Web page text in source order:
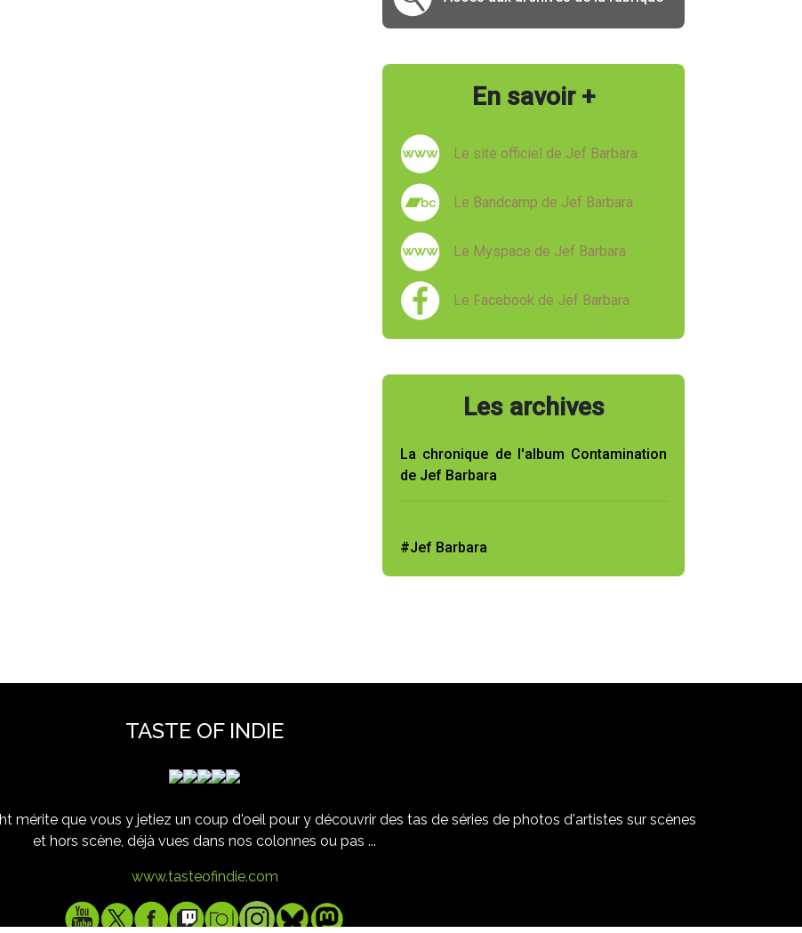
En savoir +
Le site officiel de Jef Barbara
Le Bandcamp de Jef Barbara
Le Myspace de Jef Barbara
Le Facebook de Jef Barbara
Les archives
La chronique de l'album Contamination
de Jef Barbara
#Jef Barbara
TASTE OF INDIE
mérite que vous y jetiez un coup d'oeil pour y découvrir des tas de séries de photos d'artistes sur scènes
et hors scène, déjà vues dans nos colonnes ou pas ...
www.tasteofindie.com